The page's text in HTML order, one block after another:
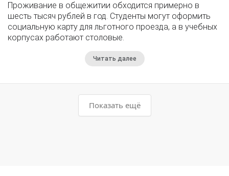
Проживание в общежитии обходится примерно в
шесть тысяч рублей в год. Студенты могут оформить
социальную карту для льготного проезда, а в учебных
корпусах работают столовые.
Читать далее
Показать ещё